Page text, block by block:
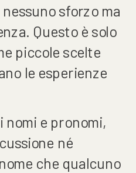
sforzo ma
Questo è solo
piccole scelte
le esperienze
e pronomi,
né
che qualcuno